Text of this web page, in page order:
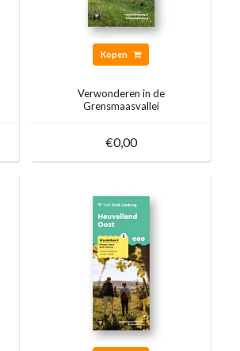
Kopen
Verwonderen in de
Grensmaasvallei
€0,00